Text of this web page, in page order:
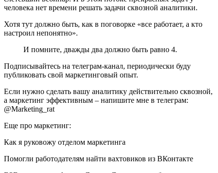
человека нет времени решать задачи сквозной аналитики.
Хотя тут должно быть, как в поговорке «все работает, а кто
настроил непонятно».
И помните, дважды два должно быть равно 4.
Подписывайтесь на телеграм-канал, периодически буду
публиковать свой маркетинговый опыт.
Если нужно сделать вашу аналитику действительно сквозной,
а маркетинг эффективным – напишите мне в телеграм:
@Marketing_rat
Еще про маркетинг:
Как я руковожу отделом маркетинга
Помогли работодателям найти вахтовиков из ВКонтакте